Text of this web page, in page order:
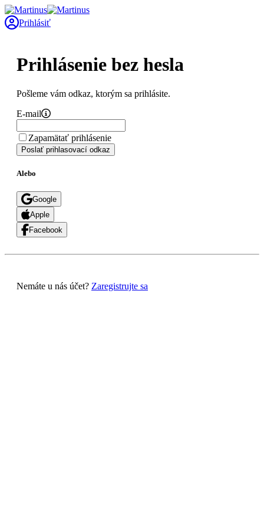
Prihlásiť
Prihlásenie bez hesla
Pošleme vám odkaz, ktorým sa prihlásite.
E-mail
Zapamätať prihlásenie
Poslať prihlasovací odkaz
Alebo
Google
Apple
Facebook
Nemáte u nás účet? Zaregistrujte sa